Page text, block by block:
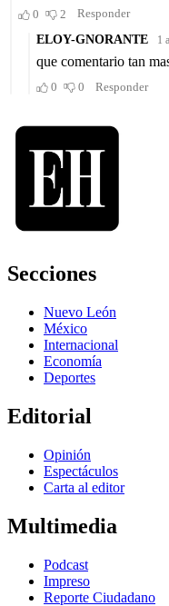
Secciones
Nuevo León
México
Internacional
Economía
Deportes
Editorial
Opinión
Espectáculos
Carta al editor
Multimedia
Podcast
Impreso
Reporte Ciudadano